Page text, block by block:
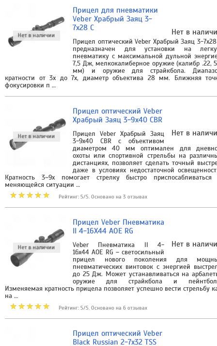
Нет в
Прицел для пневматики
Veber Храбрый Заяц 3-
7x28 C
Прицел оптический Veber Храбрый Заяц 3-7x28
предназначен для установки на
пневматику с максимальной дульной
7,5 Дж, мелкокалиберное оружие (калибр .22,
мм) и оружие для страйкбола.
кратности от 3х до 7х, диаметр объектива 28 мм. Ближняя
фокусировки п …
Нет в
Прицел оптический Veber
Храбрый Заяц 3-9x40 CBR
Прицел Veber Храбрый Заяц
3-9х40 CBR с объективом
диаметром 40 мм оптимален для
охоты или спортивной стрельбы на
дистанциях, позволяет сделать точный
даже в условиях недостаточной
Кратность 3–9х помогает стрелку быстро
меняющейся ситуации …
Рейтинг: 5/5. Основано на 3 отзывах
Нет в
Прицел Veber Пневматика
II 4-16X44 AOE RG
Veber Пневматика II 4-
16х44 AOE RG – светосильный
прицел нового поколения для
пневматических винтовок с энергией
до 25 Дж. Может устанавливаться на
оружие для страйкбола и
Изменяемая кратность прицела позволяет успешно вести стрельбу
на …
Рейтинг: 5/5. Основано на 6 отзывах
Прицел оптический Veber
Black Russian 2-7x32 TSS